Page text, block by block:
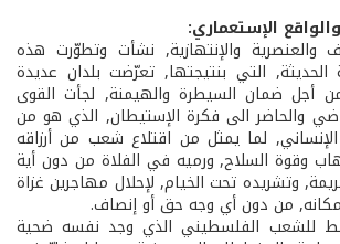
الإستعماري:
والإنتهازية, نشأت وتطوّرت هذه
الحديثة, التي بنتيجتها, تعرّضت بلدان عديدة
أجل ضمان السيطرة والهيمنة, لجأت القوى
والحاضر الى فكرة الإستيطان, الذي هو من
لما يمثل من اقتلاع شعب من أرزاقه
وقوة السلاح, ورميه في الفلاة من دون أية
وتشريده تحت الخيام, لإحلال مهاجرين غزاة
من دون أي وجه حق أو إنصاف.
للشعب الفلسطيني الذي وجد نفسه ضحية